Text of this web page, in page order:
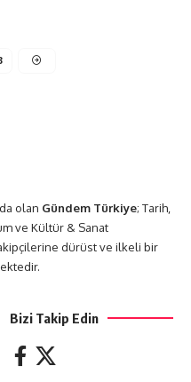
olan Gündem Türkiye; Tarih,
ve Kültür & Sanat
dürüst ve ilkeli bir
Bizi Takip Edin